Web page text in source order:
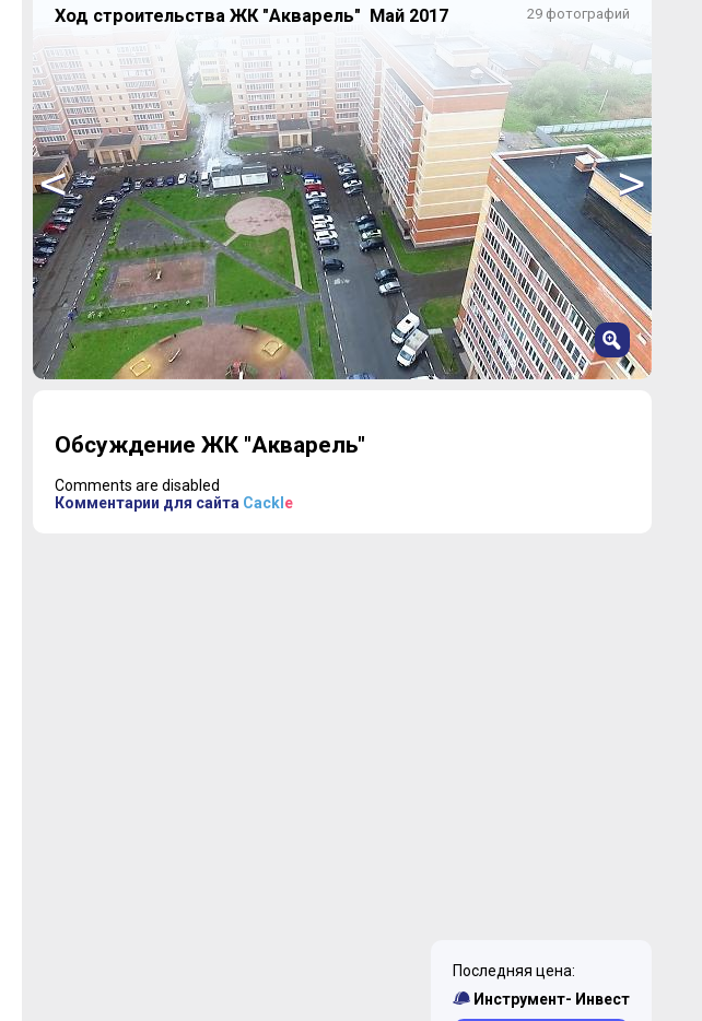
29 фотографий
Ход строительства ЖК "Акварель" Май 2017
< >
3
5
Обсуждение ЖК "Акварель"
Comments are disabled
Комментарии для сайта Cackl e
Последняя цена:
Инструмент- Инвест